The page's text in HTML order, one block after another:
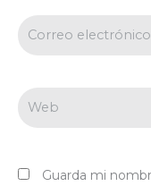
Guarda mi